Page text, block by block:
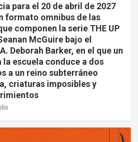
para el 20 de abril de 2027
formato omnibus de las
componen la serie THE UP
McGuire bajo el
Deborah Barker, en el que un
la escuela conduce a dos
a un reino subterráneo
criaturas imposibles y